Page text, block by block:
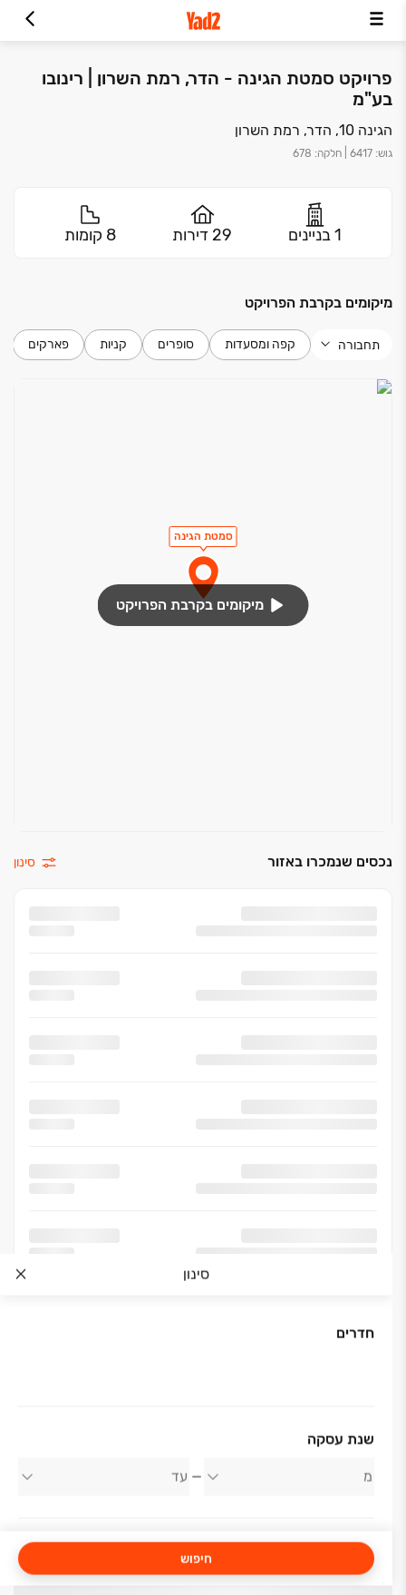
פרויקט סמטת הגינה - הדר, רמת השרון | רינובו
בע"מ
הגינה 10, הדר, רמת השרון
גוש:
6417 חלקה:
678
1 בניינים 29 דירות 8 קומות
מיקומים בקרבת הפרויקט
תחבורה קפה ומסעדות סופרים קניות פארקים
סמטת הגינה
מיקומים בקרבת הפרויקט
נכסים שנמכרו באזור סינון
סינון
חדרים
שנת עסקה
חיפוש